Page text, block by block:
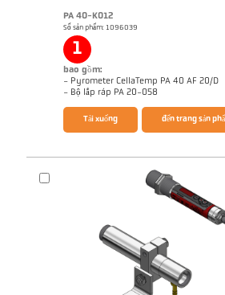
PA 40-K012
Số sản phẩm: 1096039
1
bao gồm:
- Pyrometer CellaTemp PA 40 AF 20/D
- Bộ lắp ráp PA 20-058
Brochure CellaTemp PA
Tải xuống đến trang sản